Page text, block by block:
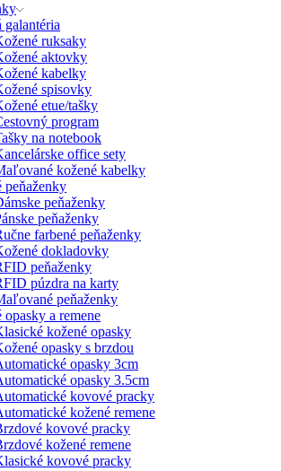
galantéria
ruksaky
aktovky
kabelky
spisovky
etue/tašky
program
na notebook
office sety
kožené kabelky
peňaženky
peňaženky
peňaženky
farbené peňaženky
dokladovky
peňaženky
púzdra na karty
peňaženky
opasky a remene
kožené opasky
opasky s brzdou
opasky 3cm
opasky 3.5cm
kovové pracky
kožené remene
kovové pracky
kožené remene
kovové pracky